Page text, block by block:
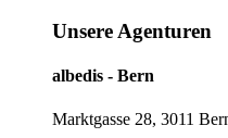
Unsere Agenturen
albedis - Bern
Marktgasse 28, 3011